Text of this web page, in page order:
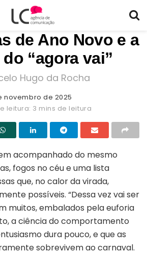
de Ano Novo e a
“agora vai”
Hugo da Rocha
novembro de 2025
leitura: 3 mins de leitura
acompanhado do mesmo
fogos no céu e uma lista
que, no calor da virada,
possíveis. “Dessa vez vai ser
muitos, embalados pela euforia
a ciência do comportamento
dura pouco, e que as
sobrevivem ao carnaval.